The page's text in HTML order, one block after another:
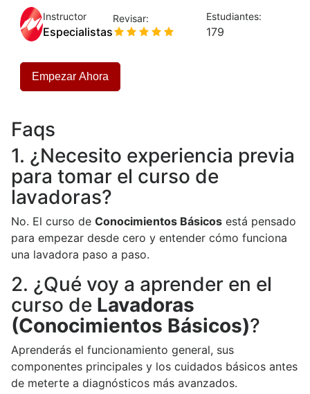
automático obteniendo agua caliente al instante.
Instructor
Especialistas
Revisar: Estudiantes:
179
Empezar Ahora
Faqs
1. ¿Necesito experiencia previa
para tomar el curso de
lavadoras?
No. El curso de Conocimientos Básicos está pensado
para empezar desde cero y entender cómo funciona
una lavadora paso a paso.
2. ¿Qué voy a aprender en el
curso de Lavadoras
(Conocimientos Básicos)?
Aprenderás el funcionamiento general, sus
componentes principales y los cuidados básicos antes
de meterte a diagnósticos más avanzados.